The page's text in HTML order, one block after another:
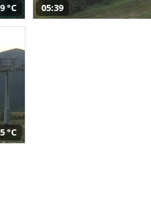
°C 05:39
°C